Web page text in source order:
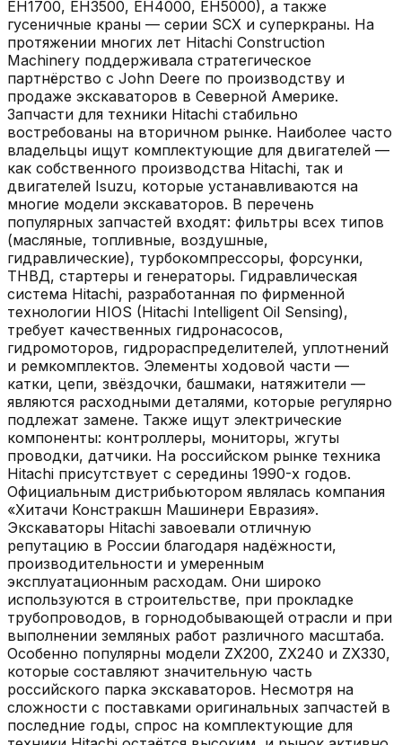
EH1700, EH3500, EH4000, EH5000), а также
гусеничные краны — серии SCX и суперкраны. На
протяжении многих лет Hitachi Construction
Machinery поддерживала стратегическое
партнёрство с John Deere по производству и
продаже экскаваторов в Северной Америке.
Запчасти для техники Hitachi стабильно
востребованы на вторичном рынке. Наиболее часто
владельцы ищут комплектующие для двигателей —
как собственного производства Hitachi, так и
двигателей Isuzu, которые устанавливаются на
многие модели экскаваторов. В перечень
популярных запчастей входят: фильтры всех типов
(масляные, топливные, воздушные,
гидравлические), турбокомпрессоры, форсунки,
ТНВД, стартеры и генераторы. Гидравлическая
система Hitachi, разработанная по фирменной
технологии HIOS (Hitachi Intelligent Oil Sensing),
требует качественных гидронасосов,
гидромоторов, гидрораспределителей, уплотнений
и ремкомплектов. Элементы ходовой части —
катки, цепи, звёздочки, башмаки, натяжители —
являются расходными деталями, которые регулярно
подлежат замене. Также ищут электрические
компоненты: контроллеры, мониторы, жгуты
проводки, датчики. На российском рынке техника
Hitachi присутствует с середины 1990-х годов.
Официальным дистрибьютором являлась компания
«Хитачи Констракшн Машинери Евразия».
Экскаваторы Hitachi завоевали отличную
репутацию в России благодаря надёжности,
производительности и умеренным
эксплуатационным расходам. Они широко
используются в строительстве, при прокладке
трубопроводов, в горнодобывающей отрасли и при
выполнении земляных работ различного масштаба.
Особенно популярны модели ZX200, ZX240 и ZX330,
которые составляют значительную часть
российского парка экскаваторов. Несмотря на
сложности с поставками оригинальных запчастей в
последние годы, спрос на комплектующие для